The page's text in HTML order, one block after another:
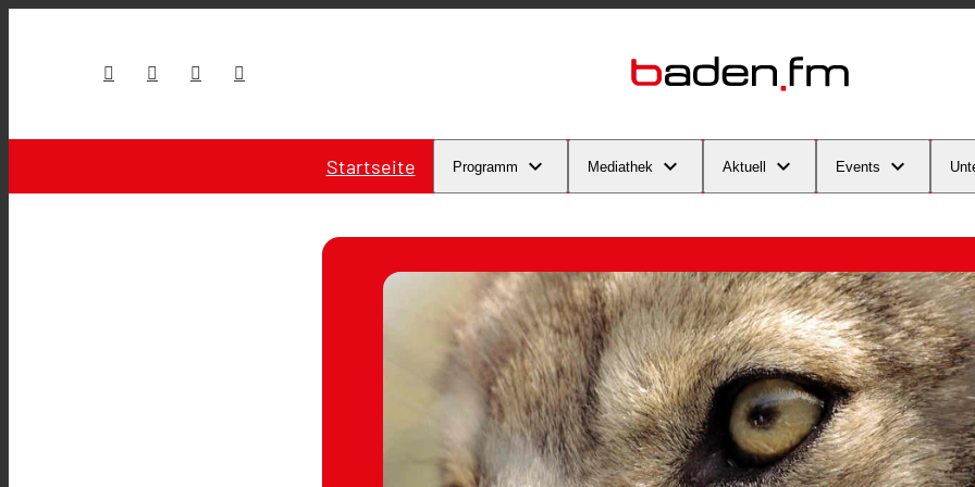
Startseite Programm Mediathek Aktuell Events